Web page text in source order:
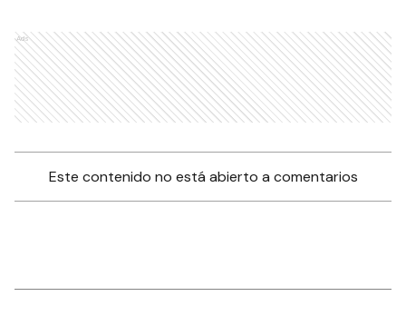
Ads
Este contenido no está abierto a comentarios